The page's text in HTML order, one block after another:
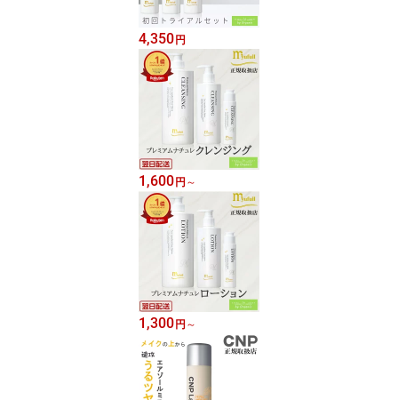
4,350 円
1,600 円 ～
1,300 円 ～